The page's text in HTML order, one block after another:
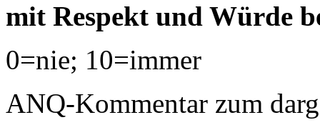
mit Respekt und Würde
0=nie; 10=immer
ANQ-Kommentar zum